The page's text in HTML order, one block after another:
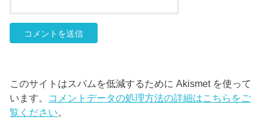
このサイトはスパムを低減するために Akismet を使って
います。 コメントデータの処理方法の詳細はこちらをご
覧ください。